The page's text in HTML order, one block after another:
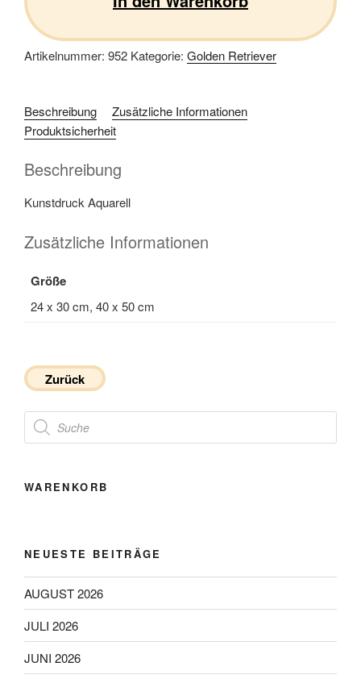
Artikelnummer: 952 Kategorie: Golden Retriever
Beschreibung
Zusätzliche Informationen
Produktsicherheit
Beschreibung
Kunstdruck Aquarell
Zusätzliche Informationen
Größe
24 x 30 cm, 40 x 50 cm
Zurück
Products
search
WARENKORB
NEUESTE BEITRÄGE
AUGUST 2026
JULI 2026
JUNI 2026